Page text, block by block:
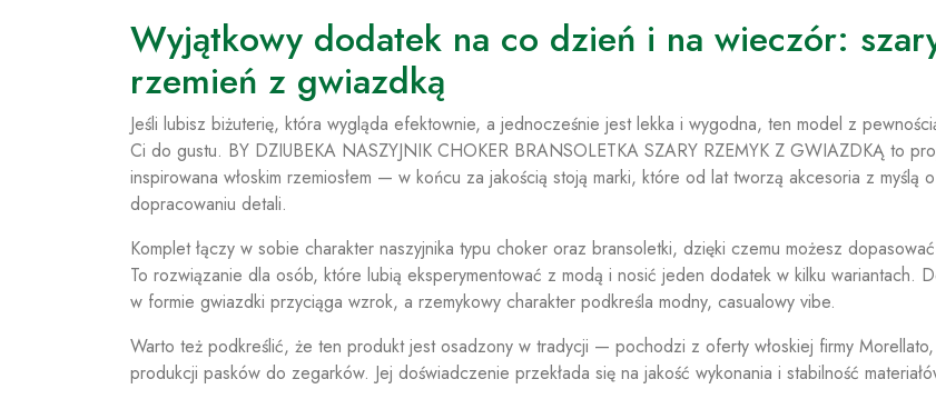
Wyjątkowy dodatek na co dzień i na wieczór:
rzemień z gwiazdką
Jeśli lubisz biżuterię, która wygląda efektownie, a jednocześnie jest lekka i wygodna, ten model z
Ci do gustu. BY DZIUBEKA NASZYJNIK CHOKER BRANSOLETKA SZARY RZEMYK Z GWIAZDKĄ to
inspirowana włoskim rzemiosłem — w końcu za jakością stoją marki, które od lat tworzą akcesoria z myślą o
dopracowaniu detali.
Komplet łączy w sobie charakter naszyjnika typu choker oraz bransoletki, dzięki czemu możesz
To rozwiązanie dla osób, które lubią eksperymentować z modą i nosić jeden dodatek w kilku wariantach.
w formie gwiazdki przyciąga wzrok, a rzemykowy charakter podkreśla modny, casualowy vibe.
Warto też podkreślić, że ten produkt jest osadzony w tradycji — pochodzi z oferty włoskiej firmy
produkcji pasków do zegarków. Jej doświadczenie przekłada się na jakość wykonania i stabilność